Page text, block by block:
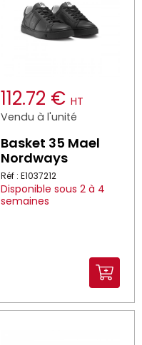
112.72 € HT
Vendu à l'unité
Basket 35 Mael
Nordways
Réf : E1037212
Disponible sous 2 à 4
semaines